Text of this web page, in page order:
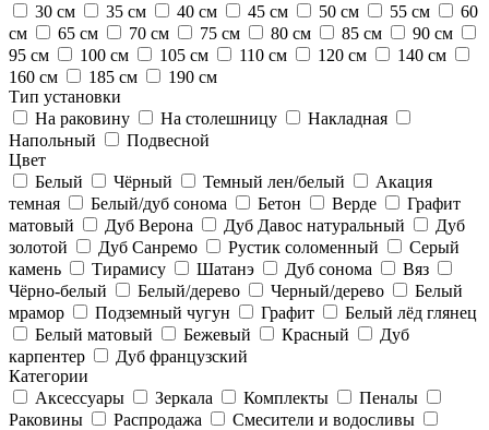
30 см
35 см 40 см 45 см 50 см 55 см
60
см
65 см 70 см 75 см 80 см 85 см
90 см
95 см
100 см 105 см 110 см 120 см
140 см
160 см
185 см
190 см
Тип установки
На раковину
На столешницу
Накладная
Напольный
Подвесной
Цвет
Белый
Чёрный Темный лен/белый
Акация
темная
Белый/дуб сонома Бетон Верде
Графит
матовый
Дуб Верона Дуб Давос натуральный
Дуб
золотой
Дуб Санремо Рустик соломенный
Серый
камень
Тирамису Шатанэ Дуб сонома
Вяз
Чёрно-белый
Белый/дерево Черный/дерево
Белый
мрамор
Подземный чугун Графит
Белый лёд глянец
Белый матовый
Бежевый Красный
Дуб
карпентер
Дуб французский
Категории
Аксессуары
Зеркала Комплекты
Пеналы
Раковины
Распродажа
Смесители и водосливы